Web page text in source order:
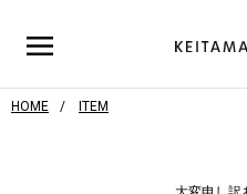
HOME ITEM